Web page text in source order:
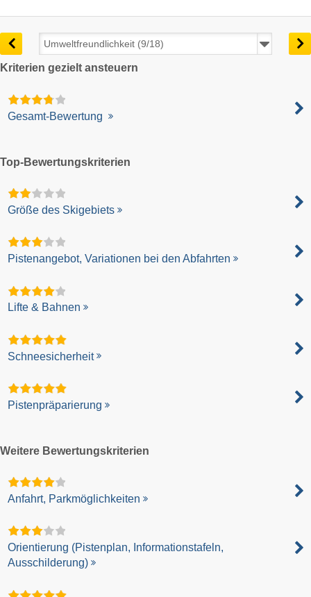
Kriterien gezielt ansteuern
Gesamt-Bewertung
Top-Bewertungskriterien
Größe des Skigebiets
Pistenangebot, Variationen bei den Abfahrten
Lifte & Bahnen
Schneesicherheit
Pistenpräparierung
Weitere Bewertungskriterien
Anfahrt, Parkmöglichkeiten
Orientierung (Pistenplan, Informationstafeln,
Ausschilderung)